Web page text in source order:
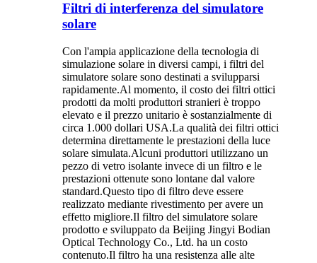
Filtri di interferenza del simulatore
solare
Con l'ampia applicazione della tecnologia di
simulazione solare in diversi campi, i filtri del
simulatore solare sono destinati a svilupparsi
rapidamente.Al momento, il costo dei filtri ottici
prodotti da molti produttori stranieri è troppo
elevato e il prezzo unitario è sostanzialmente di
circa 1.000 dollari USA.La qualità dei filtri ottici
determina direttamente le prestazioni della luce
solare simulata.Alcuni produttori utilizzano un
pezzo di vetro isolante invece di un filtro e le
prestazioni ottenute sono lontane dal valore
standard.Questo tipo di filtro deve essere
realizzato mediante rivestimento per avere un
effetto migliore.Il filtro del simulatore solare
prodotto e sviluppato da Beijing Jingyi Bodian
Optical Technology Co., Ltd. ha un costo
contenuto.Il filtro ha una resistenza alle alte